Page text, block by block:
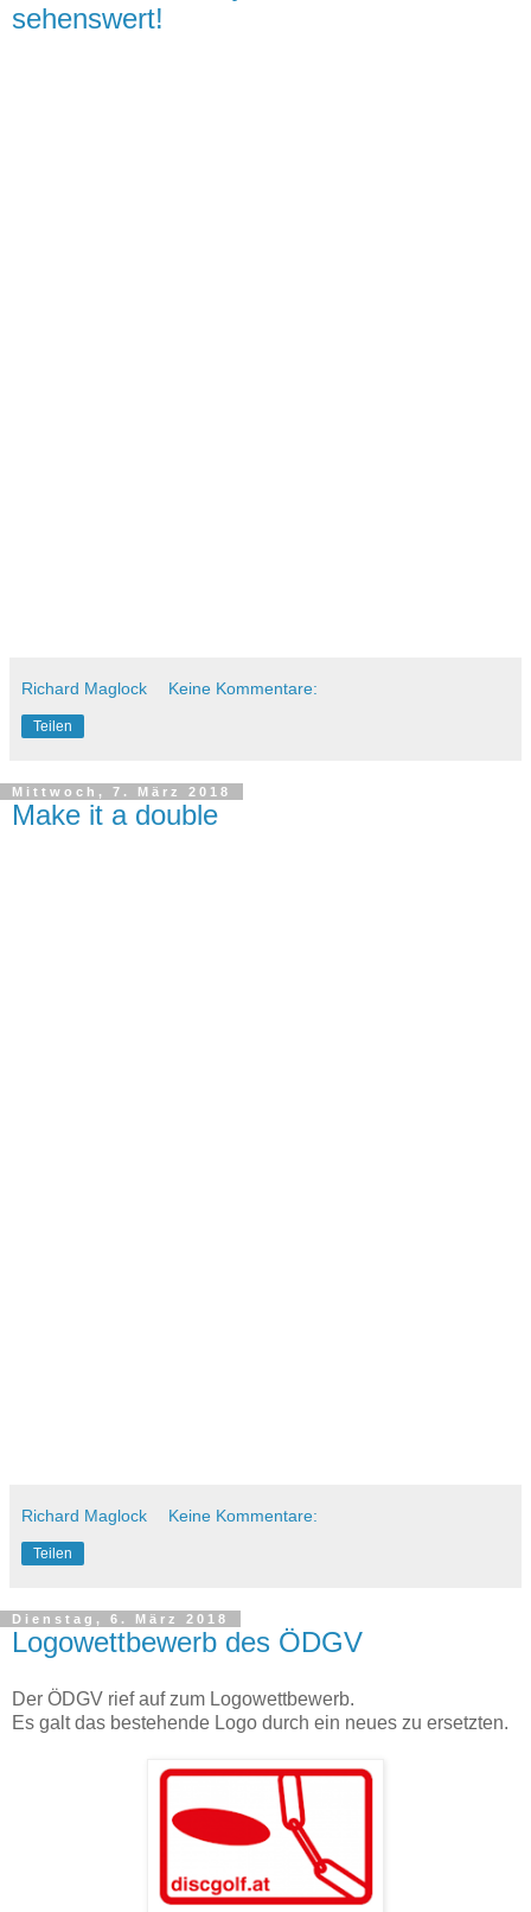
sehenswert!
Richard Maglock Keine Kommentare:
Teilen
Mittwoch, 7. März 2018
Make it a double
Richard Maglock Keine Kommentare:
Teilen
Dienstag, 6. März 2018
Logowettbewerb des ÖDGV
Der ÖDGV rief auf zum Logowettbewerb.
Es galt das bestehende Logo durch ein neues zu ersetzten.